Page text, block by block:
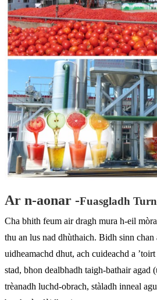
Ar n-aonar -Fuasgladh
Cha bhith feum air dragh mura h-eil
thu an lus nad dhùthaich. Bidh sinn chan
uidheamachd dhut, ach cuideachd a
stad, bhon dealbhadh taigh-bathair agad
trèanadh luchd-obrach, stàladh inneal